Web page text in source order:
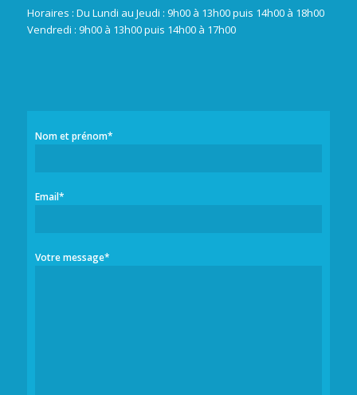
Horaires : Du Lundi au Jeudi : 9h00 à 13h00 puis 14h00 à 18h00
Vendredi : 9h00 à 13h00 puis 14h00 à 17h00
Nom et prénom*
Email*
Votre message*